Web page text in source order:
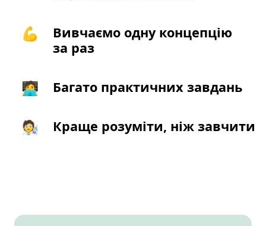
💪
Вивчаємо одну концепцію
за раз
🧑‍💻 Багато практичних завдань
🧑‍🔬 Краще розуміти, ніж завчити